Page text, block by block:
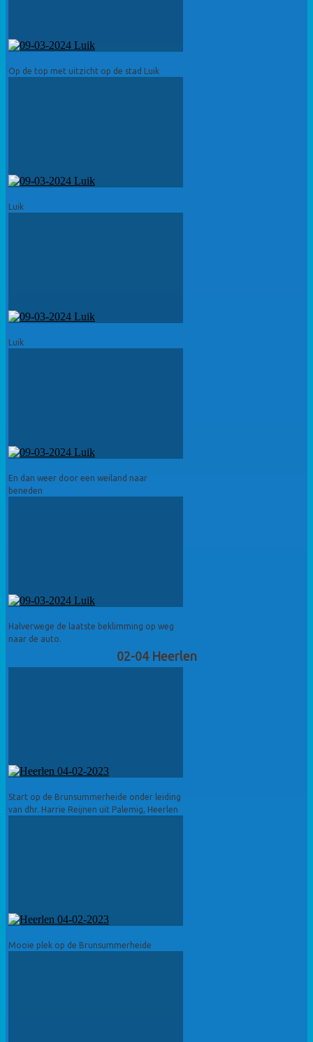
Op de top met uitzicht op de stad Luik
Luik
Luik
En dan weer door een weiland naar
beneden
Halverwege de laatste beklimming op weg
naar de auto.
02-04 Heerlen
Start op de Brunsummerheide onder leiding
van dhr. Harrie Reijnen uit Palemig, Heerlen
Mooie plek op de Brunsummerheide